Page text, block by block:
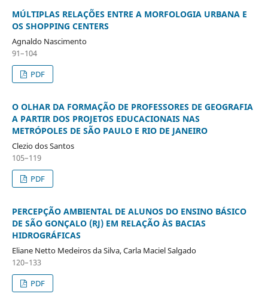
MÚLTIPLAS RELAÇÕES ENTRE A MORFOLOGIA URBANA E
OS SHOPPING CENTERS
Agnaldo Nascimento
91–104
PDF
O OLHAR DA FORMAÇÃO DE PROFESSORES DE GEOGRAFIA
A PARTIR DOS PROJETOS EDUCACIONAIS NAS
METRÓPOLES DE SÃO PAULO E RIO DE JANEIRO
Clezio dos Santos
105–119
PDF
PERCEPÇÃO AMBIENTAL DE ALUNOS DO ENSINO BÁSICO
DE SÃO GONÇALO (RJ) EM RELAÇÃO ÀS BACIAS
HIDROGRÁFICAS
Eliane Netto Medeiros da Silva, Carla Maciel Salgado
120–133
PDF